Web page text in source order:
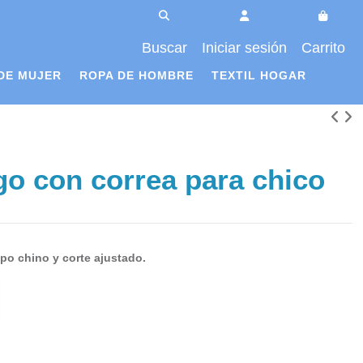
Buscar
Iniciar sesión Carrito
MUJER ROPA DE HOMBRE TEXTIL HOGAR
con correa para chico
chino y corte ajustado.